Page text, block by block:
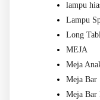
lampu
Lampu
Long
MEJA
Meja
Meja Bar
Meja Bar